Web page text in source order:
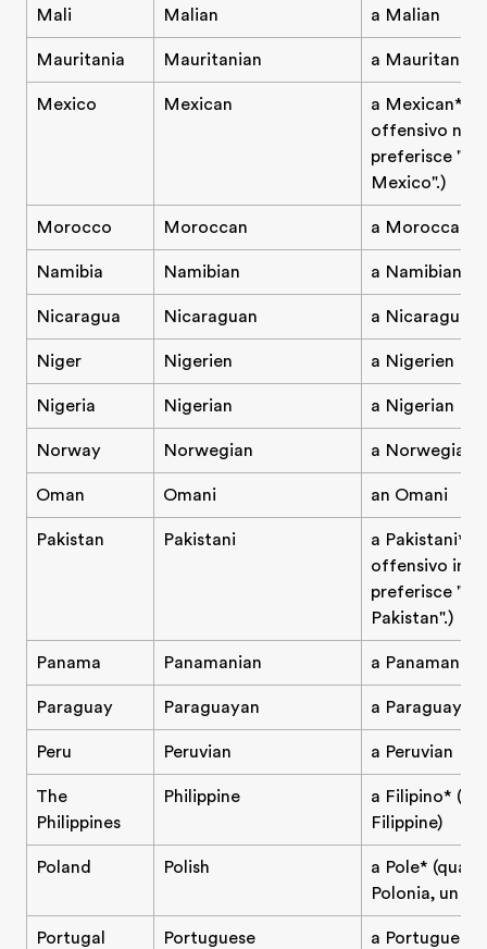
Mali Malian a Malian
Mauritania Mauritanian a Mauritanian
Mexico Mexican
a Mexican*
offensivo
preferisce
Mexico".)
Morocco Moroccan a Moroccan
Namibia Namibian a Namibian
Nicaragua Nicaraguan a Nicaraguan
Niger Nigerien a Nigerien
Nigeria Nigerian a Nigerian
Norway Norwegian a Norwegian
Oman Omani an Omani
Pakistan Pakistani
a Pakistani*
offensivo in
preferisce
Pakistan".)
Panama Panamanian a Panamanian
Paraguay Paraguayan a Paraguayan
Peru Peruvian a Peruvian
The
Philippines
Philippine
a Filipino*
Filippine)
Poland Polish
a Pole*
Polonia, un
Portugal Portuguese a Portuguese